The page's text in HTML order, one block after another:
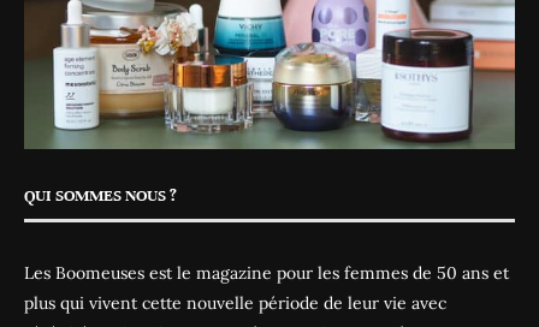
QUI SOMMES NOUS ?
Les Boomeuses est le magazine pour les femmes de 50 ans et
plus qui vivent cette nouvelle période de leur vie avec